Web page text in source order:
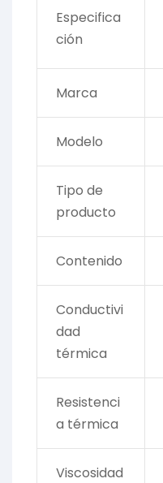
Especifica
ción
Marca
Modelo
Tipo de
producto
Contenido
Conductivi
dad
térmica
Resistenci
a térmica
Viscosidad